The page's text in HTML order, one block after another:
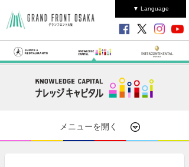
▼ Language
メニューを開く